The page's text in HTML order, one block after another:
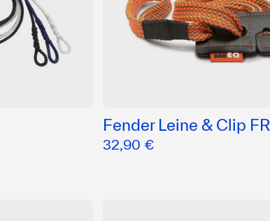
Fender Leine & Clip FR
32,90 €